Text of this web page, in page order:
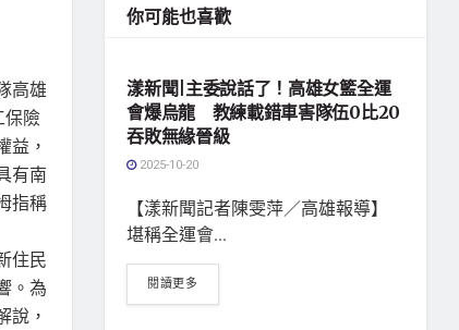
高雄
保險
益，
有南
指稱
住民
。為
說，
你可能也喜歡
漾新聞|主委說話了！高雄女籃全運
會爆烏龍 教練載錯車害隊伍0比20
吞敗無緣晉級
2025-10-20
【漾新聞記者陳雯萍／高雄報導】
堪稱全運會...
閱讀更多